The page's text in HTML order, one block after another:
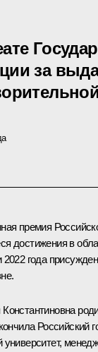
за
премия
достижения в
2022 года
Российский
университет,